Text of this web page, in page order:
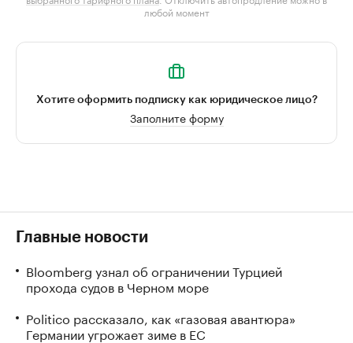
любой момент
Хотите оформить подписку как юридическое лицо?
Заполните форму
Главные новости
Bloomberg узнал об ограничении Турцией
прохода судов в Черном море
Politico рассказало, как «газовая авантюра»
Германии угрожает зиме в ЕС